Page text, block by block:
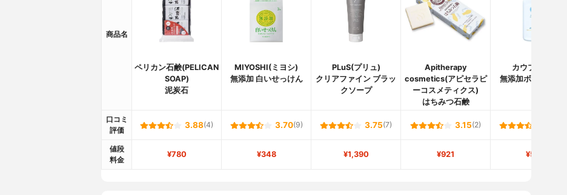
商品名
ペリカン石鹸(PELICAN
SOAP)
泥炭石
MIYOSHI(ミヨシ)
無添加 白いせっけん
PLuS(プリュ)
クリアファイン ブラッ
クソープ
Apitherapy
cosmetics(アピセラピ
ーコスメティクス)
はちみつ石鹸
カウブランド
無添加ボディソープ
口コミ
評価
3.88(4) 3.70(9) 3.75(7) 3.15(2)
値段
料金
¥780 ¥348 ¥1,390 ¥921 ¥509